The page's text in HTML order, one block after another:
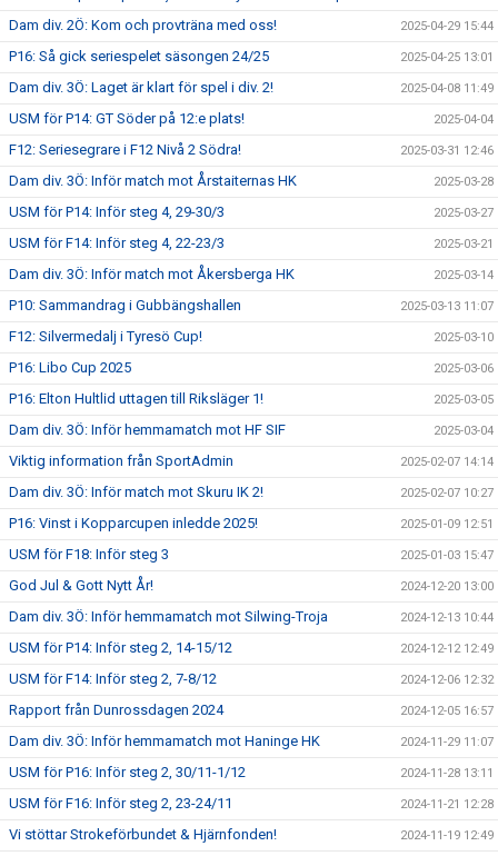
Dam div. 2Ö: Kom och provträna med oss! 2025-04-29 15:44
P16: Så gick seriespelet säsongen 24/25 2025-04-25 13:01
Dam div. 3Ö: Laget är klart för spel i div. 2! 2025-04-08 11:49
USM för P14: GT Söder på 12:e plats! 2025-04-04
F12: Seriesegrare i F12 Nivå 2 Södra! 2025-03-31 12:46
Dam div. 3Ö: Inför match mot Årstaiternas HK 2025-03-28
USM för P14: Inför steg 4, 29-30/3 2025-03-27
USM för F14: Inför steg 4, 22-23/3 2025-03-21
Dam div. 3Ö: Inför match mot Åkersberga HK 2025-03-14
P10: Sammandrag i Gubbängshallen 2025-03-13 11:07
F12: Silvermedalj i Tyresö Cup! 2025-03-10
P16: Libo Cup 2025 2025-03-06
P16: Elton Hultlid uttagen till Riksläger 1! 2025-03-05
Dam div. 3Ö: Inför hemmamatch mot HF SIF 2025-03-04
Viktig information från SportAdmin 2025-02-07 14:14
Dam div. 3Ö: Inför match mot Skuru IK 2! 2025-02-07 10:27
P16: Vinst i Kopparcupen inledde 2025! 2025-01-09 12:51
USM för F18: Inför steg 3 2025-01-03 15:47
God Jul & Gott Nytt År! 2024-12-20 13:00
Dam div. 3Ö: Inför hemmamatch mot Silwing-Troja 2024-12-13 10:44
USM för P14: Inför steg 2, 14-15/12 2024-12-12 12:49
USM för F14: Inför steg 2, 7-8/12 2024-12-06 12:32
Rapport från Dunrossdagen 2024 2024-12-05 16:57
Dam div. 3Ö: Inför hemmamatch mot Haninge HK 2024-11-29 11:07
USM för P16: Inför steg 2, 30/11-1/12 2024-11-28 13:11
USM för F16: Inför steg 2, 23-24/11 2024-11-21 12:28
Vi stöttar Strokeförbundet & Hjärnfonden! 2024-11-19 12:49